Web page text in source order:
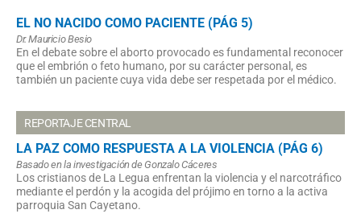
EL NO NACIDO COMO PACIENTE (PÁG 5)
Dr. Mauricio Besio
En el debate sobre el aborto provocado es fundamental reconocer
que el embrión o feto humano, por su carácter personal, es
también un paciente cuya vida debe ser respetada por el médico.
REPORTAJE CENTRAL
LA PAZ COMO RESPUESTA A LA VIOLENCIA (PÁG 6)
Basado en la investigación de Gonzalo Cáceres
Los cristianos de La Legua enfrentan la violencia y el narcotráfico
mediante el perdón y la acogida del prójimo en torno a la activa
parroquia San Cayetano.